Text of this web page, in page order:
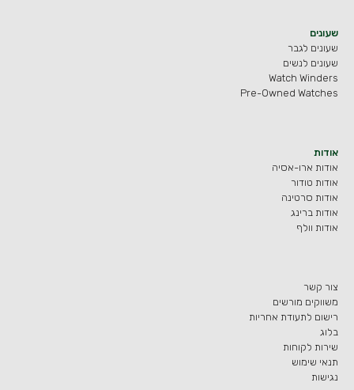
שעונים
שעונים לגבר
שעונים לנשים
Watch Winders
Pre-Owned Watches
אודות
אודות ארו-אסיה
אודות טודור
אודות סרטינה
אודות ברינג
אודות וולף
צור קשר
משווקים מורשים
רישום לתעודת אחריות
בלוג
שירות לקוחות
תנאי שימוש
נגישות